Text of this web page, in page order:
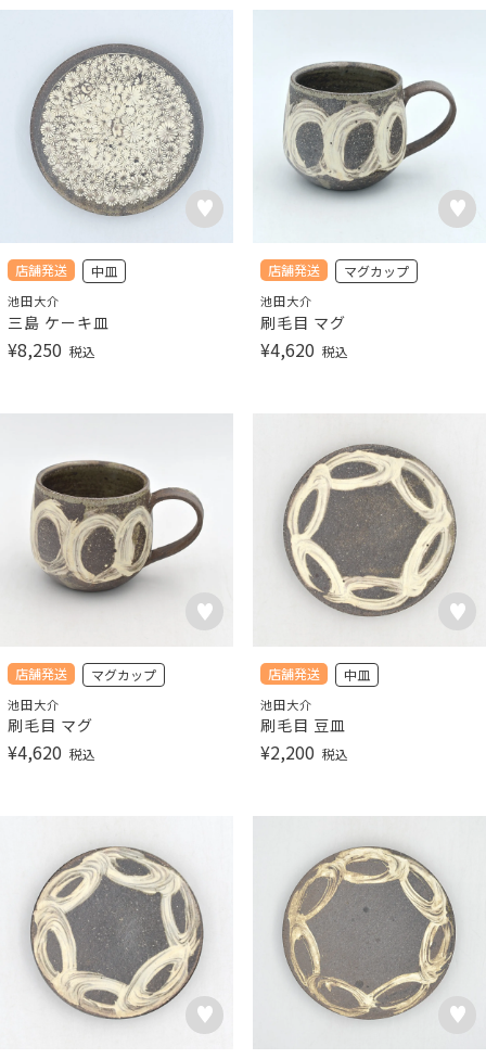
店舗発送 中皿
池田大介
三島 ケーキ皿
¥8,250 税込
店舗発送 マグカップ
池田大介
刷毛目 マグ
¥4,620 税込
店舗発送 マグカップ
池田大介
刷毛目 マグ
¥4,620 税込
店舗発送 中皿
池田大介
刷毛目 豆皿
¥2,200 税込